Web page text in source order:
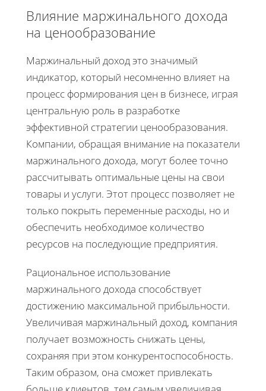
Влияние маржинального дохода
на ценообразование
Маржинальный доход это значимый
индикатор, который несомненно влияет на
процесс формирования цен в бизнесе, играя
центральную роль в разработке
эффективной стратегии ценообразования.
Компании, обращая внимание на показатели
маржинального дохода, могут более точно
рассчитывать оптимальные цены на свои
товары и услуги. Этот процесс позволяет не
только покрыть переменные расходы, но и
обеспечить необходимое количество
ресурсов на последующие предприятия.
Рациональное использование
маржинального дохода способствует
достижению максимальной прибыльности.
Увеличивая маржинальный доход, компания
получает возможность снижать цены,
сохраняя при этом конкурентоспособность.
Таким образом, она сможет привлекать